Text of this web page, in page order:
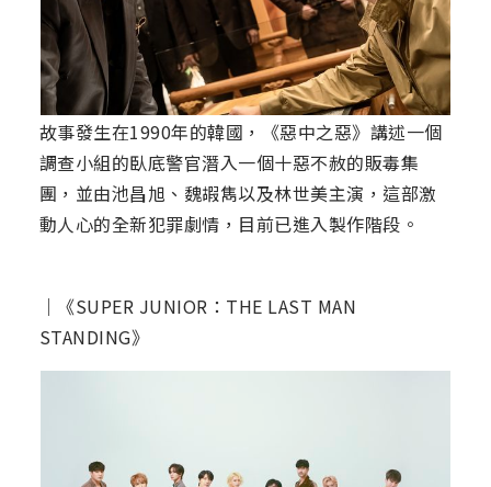
故事發生在1990年的韓國，《惡中之惡》講述一個
調查小組的臥底警官潛入一個十惡不赦的販毒集
團，並由池昌旭、魏嘏雋以及林世美主演，這部激
動人心的全新犯罪劇情，目前已進入製作階段。
｜《SUPER JUNIOR：THE LAST MAN
STANDING》